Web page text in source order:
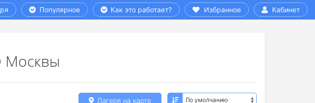
Популярное Как это работает? Избранное Кабинет
Москвы
Лагеря на карте